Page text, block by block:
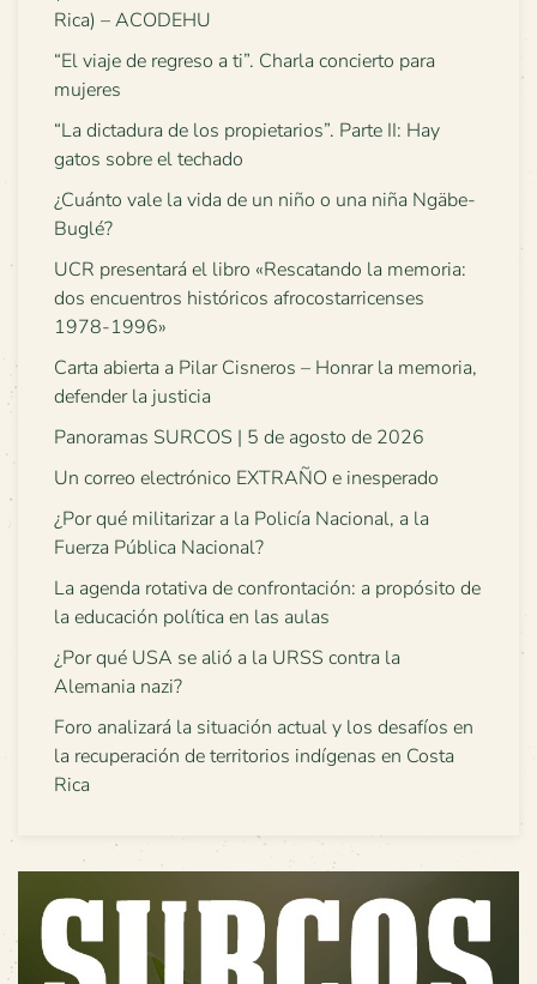
Rica) – ACODEHU
“El viaje de regreso a ti”. Charla concierto para
mujeres
“La dictadura de los propietarios”. Parte II: Hay
gatos sobre el techado
¿Cuánto vale la vida de un niño o una niña Ngäbe-
Buglé?
UCR presentará el libro «Rescatando la memoria:
dos encuentros históricos afrocostarricenses
1978-1996»
Carta abierta a Pilar Cisneros – Honrar la memoria,
defender la justicia
Panoramas SURCOS | 5 de agosto de 2026
Un correo electrónico EXTRAÑO e inesperado
¿Por qué militarizar a la Policía Nacional, a la
Fuerza Pública Nacional?
La agenda rotativa de confrontación: a propósito de
la educación política en las aulas
¿Por qué USA se alió a la URSS contra la
Alemania nazi?
Foro analizará la situación actual y los desafíos en
la recuperación de territorios indígenas en Costa
Rica